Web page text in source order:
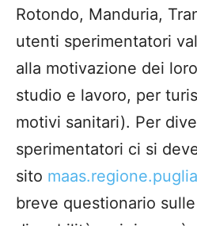
Rotondo, Manduria,
utenti sperimentatori
alla motivazione dei
studio e lavoro, per
motivi sanitari). Per
sperimentatori ci si
sito
breve questionario